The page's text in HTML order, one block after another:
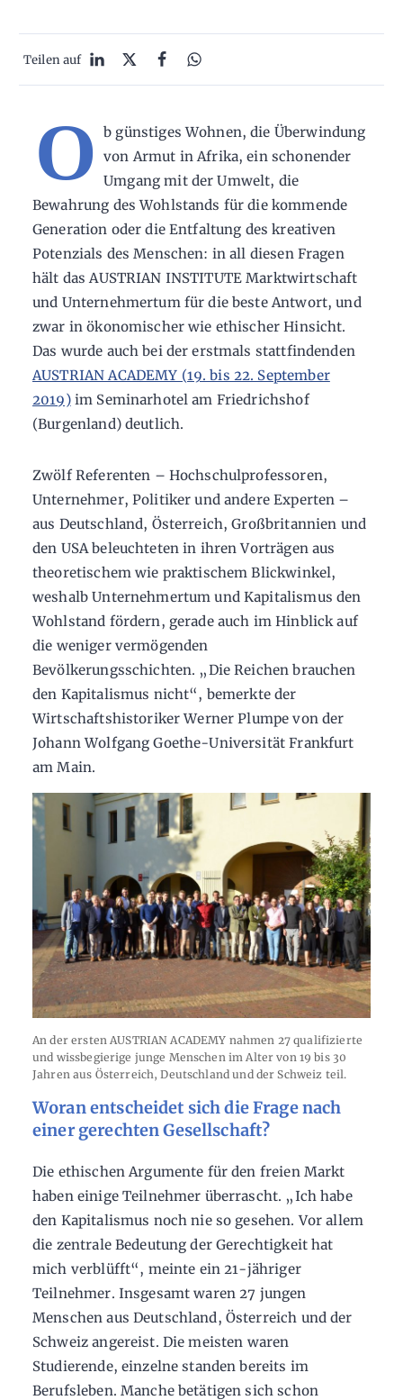
Teilen auf
O b günstiges Wohnen, die Überwindung
von Armut in Afrika, ein schonender
Umgang mit der Umwelt, die
Bewahrung des Wohlstands für die kommende
Generation oder die Entfaltung des kreativen
Potenzials des Menschen: in all diesen Fragen
hält das AUSTRIAN INSTITUTE Marktwirtschaft
und Unternehmertum für die beste Antwort, und
zwar in ökonomischer wie ethischer Hinsicht.
Das wurde auch bei der erstmals stattfindenden
AUSTRIAN ACADEMY (19. bis 22. September
2019)im Seminarhotel am Friedrichshof
(Burgenland) deutlich.
Zwölf Referenten – Hochschulprofessoren,
Unternehmer, Politiker und andere Experten –
aus Deutschland, Österreich, Großbritannien und
den USA beleuchteten in ihren Vorträgen aus
theoretischem wie praktischem Blickwinkel,
weshalb Unternehmertum und Kapitalismus den
Wohlstand fördern, gerade auch im Hinblick auf
die weniger vermögenden
Bevölkerungsschichten. „Die Reichen brauchen
den Kapitalismus nicht“, bemerkte der
Wirtschaftshistoriker Werner Plumpe von der
Johann Wolfgang Goethe-Universität Frankfurt
am Main.
An der ersten AUSTRIAN ACADEMY nahmen 27 qualifizierte
und wissbegierige junge Menschen im Alter von 19 bis 30
Jahren aus Österreich, Deutschland und der Schweiz teil.
Woran entscheidet sich die Frage nach
einer gerechten Gesellschaft?
Die ethischen Argumente für den freien Markt
haben einige Teilnehmer überrascht. „Ich habe
den Kapitalismus noch nie so gesehen. Vor allem
die zentrale Bedeutung der Gerechtigkeit hat
mich verblüfft“, meinte ein 21-jähriger
Teilnehmer. Insgesamt waren 27 jungen
Menschen aus Deutschland, Österreich und der
Schweiz angereist. Die meisten waren
Studierende, einzelne standen bereits im
Berufsleben. Manche betätigen sich schon